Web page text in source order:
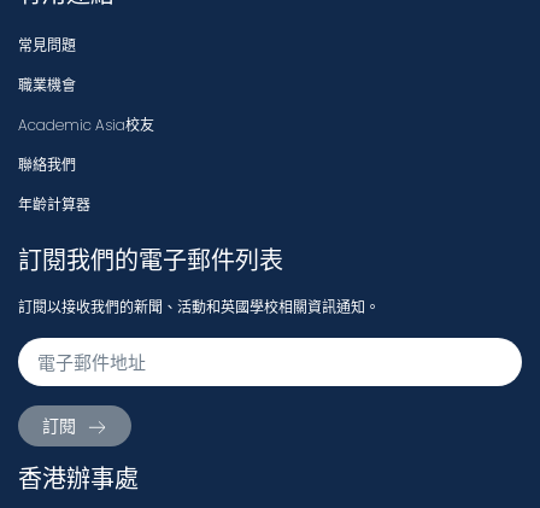
常見問題
職業機會
Academic Asia校友
聯絡我們
年齡計算器
訂閱我們的電子郵件列表
訂閱以接收我們的新聞、活動和英國學校相關資訊通知。
訂閱
香港辦事處